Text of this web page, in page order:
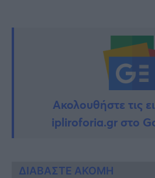
Ακολουθήστε τις
ipliroforia.gr στο
ΔΙΑΒΑΣΤΕ ΑΚΟΜΗ